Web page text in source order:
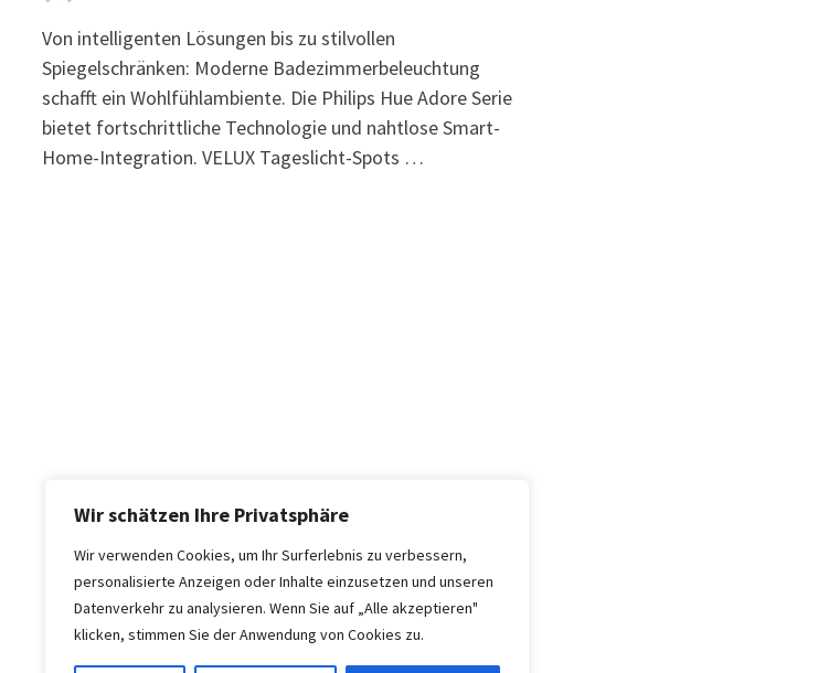
Wir schätzen Ihre Privatsphäre
Wir verwenden Cookies, um Ihr Surferlebnis zu verbessern,
personalisierte Anzeigen oder Inhalte einzusetzen und unseren
Datenverkehr zu analysieren. Wenn Sie auf „Alle akzeptieren"
klicken, stimmen Sie der Anwendung von Cookies zu.
Von intelligenten Lösungen bis zu stilvollen
Spiegelschränken: Moderne Badezimmerbeleuchtung
schafft ein Wohlfühlambiente. Die Philips Hue Adore Serie
bietet fortschrittliche Technologie und nahtlose Smart-
Home-Integration. VELUX Tageslicht-Spots …